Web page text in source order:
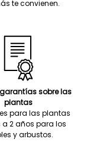
te convienen.
sobre las
plantas
para las plantas
2 años para los
y arbustos.